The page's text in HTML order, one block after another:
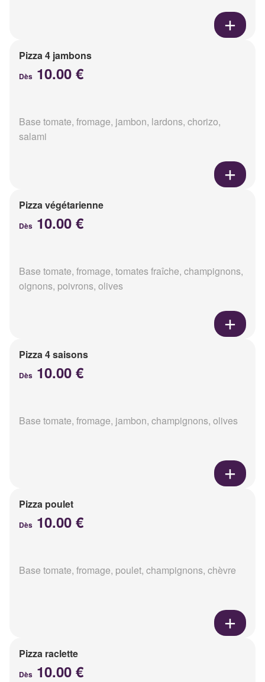
Pizza 4 jambons
Dès 10.00 €
Base tomate, fromage, jambon, lardons, chorizo,
salami
Pizza végétarienne
Dès 10.00 €
Base tomate, fromage, tomates fraîche, champignons,
oignons, poivrons, olives
Pizza 4 saisons
Dès 10.00 €
Base tomate, fromage, jambon, champignons, olives
Pizza poulet
Dès 10.00 €
Base tomate, fromage, poulet, champignons, chèvre
Pizza raclette
Dès 10.00 €